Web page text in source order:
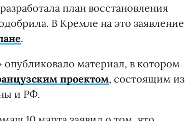
план восстановления
В Кремле на это заявление
.
материал, в котором
проектом, состоящим из
и РФ.